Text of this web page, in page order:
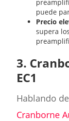
puede
Precio
supera
3.
EC1
Hablando
Cranborne